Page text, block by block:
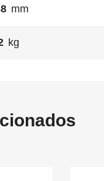
mm
kg